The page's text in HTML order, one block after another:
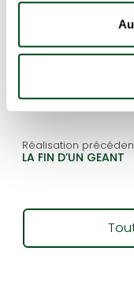
Terrasse en
Agréments de
Réalisation
LA FIN D’UN GEANT